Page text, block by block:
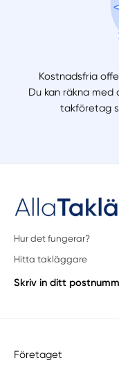
Kostnadsfria
Du kan räkna
takföretag
Hur det fungerar?
Hitta takläggare
Skriv in ditt
Företaget